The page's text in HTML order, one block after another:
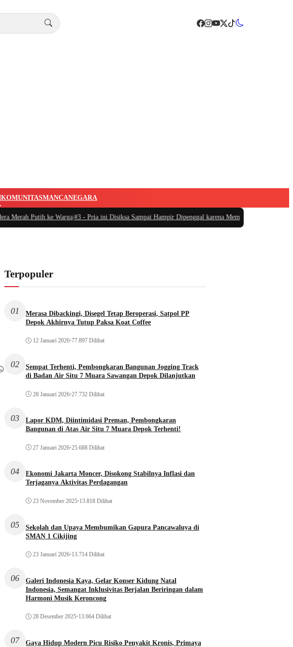
KOMUNITASMANCANEGARA
Putih ke Warga|#3 -Pria ini Disiksa Sampai Hampir Dipenggal karena Memastikan Dunia Tahu
Terpopuler
01
Merasa Dibackingi, Disegel Tetap Beroperasi, Satpol PP
Depok Akhirnya Tutup Paksa Koat Coffee
12 Januari 2026•77.897 Dilihat
02
Sempat Terhenti, Pembongkaran Bangunan Jogging Track
di Badan Air Situ 7 Muara Sawangan Depok Dilanjutkan
28 Januari 2026•27.732 Dilihat
03
Lapor KDM, Diintimidasi Preman, Pembongkaran
Bangunan di Atas Air Situ 7 Muara Depok Terhenti!
27 Januari 2026•25.688 Dilihat
04
Ekonomi Jakarta Moncer, Disokong Stabilnya Inflasi dan
Terjaganya Aktivitas Perdagangan
23 November 2025•13.818 Dilihat
05
Sekolah dan Upaya Membumikan Gapura Pancawaluya di
SMAN 1 Cikijing
23 Januari 2026•13.714 Dilihat
06
Galeri Indonesia Kaya, Gelar Konser Kidung Natal
Indonesia, Semangat Inklusivitas Berjalan Beriringan dalam
Harmoni Musik Keroncong
28 Desember 2025•13.664 Dilihat
07
Gaya Hidup Modern Picu Risiko Penyakit Kronis, Primaya